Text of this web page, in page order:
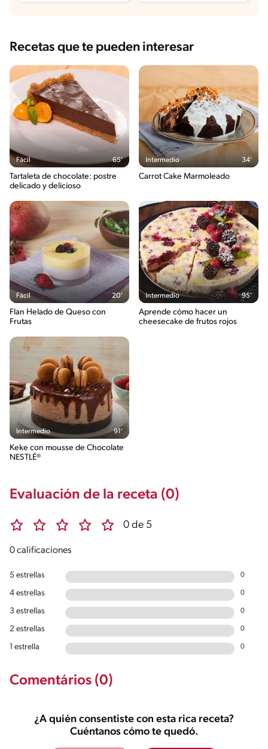
Recetas que te pueden interesar
Fácil 65'
Tartaleta de chocolate: postre
delicado y delicioso
Intermedio 34'
Carrot Cake Marmoleado
Fácil 20'
Flan Helado de Queso con
Frutas
Intermedio 95'
Aprende cómo hacer un
cheesecake de frutos rojos
Intermedio 91'
Keke con mousse de Chocolate
NESTLÉ®
Evaluación de la receta (0)
0 de 5
0 calificaciones
5 estrellas 0
4 estrellas 0
3 estrellas 0
2 estrellas 0
1 estrella 0
Comentários (0)
¿A quién consentiste con esta rica receta?
Cuéntanos cómo te quedó.